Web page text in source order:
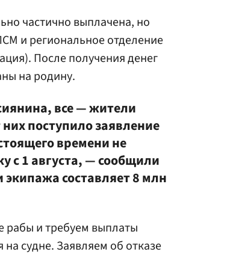
частично выплачена, но
и региональное отделение
После получения денег
на родину.
все — жители
поступило заявление
времени не
с 1 августа, — сообщили
составляет 8 млн
рабы и требуем выплаты
судне. Заявляем об отказе